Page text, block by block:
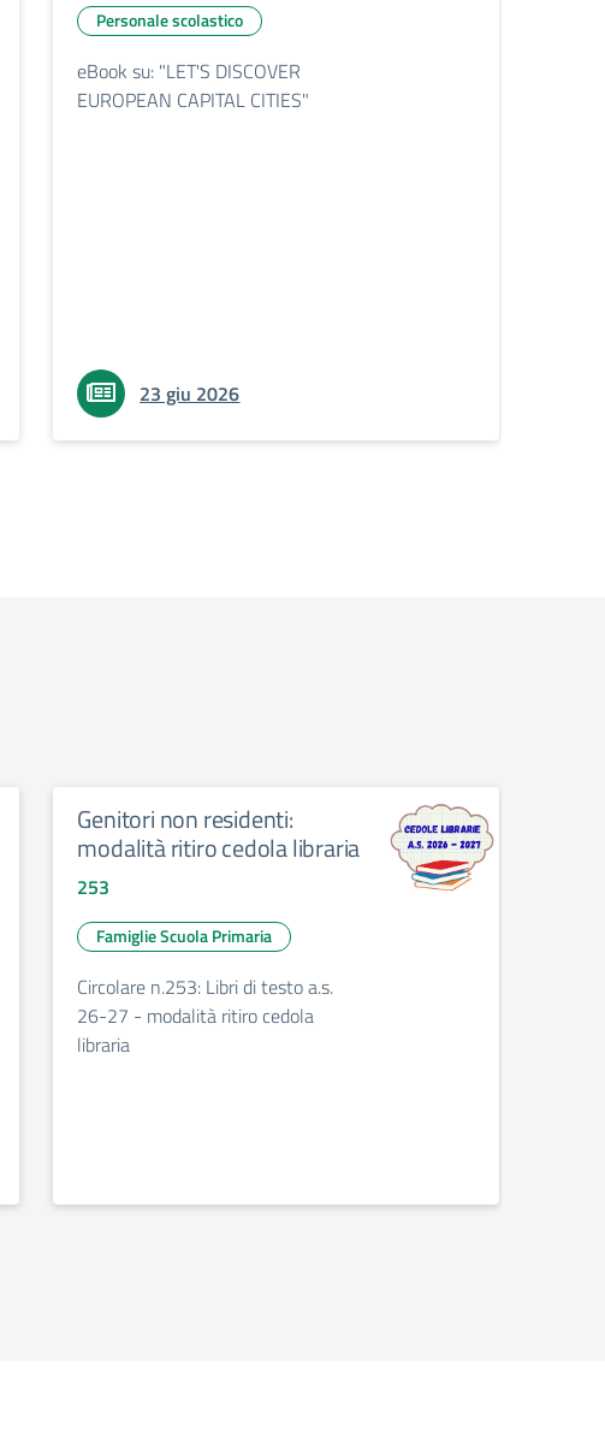
Personale scolastico
eBook su: "LET'S DISCOVER
EUROPEAN CAPITAL CITIES"
23 giu 2026
Genitori non residenti:
modalità ritiro cedola libraria
253
Famiglie Scuola Primaria
Circolare n.253: Libri di testo a.s.
26-27 - modalità ritiro cedola
libraria